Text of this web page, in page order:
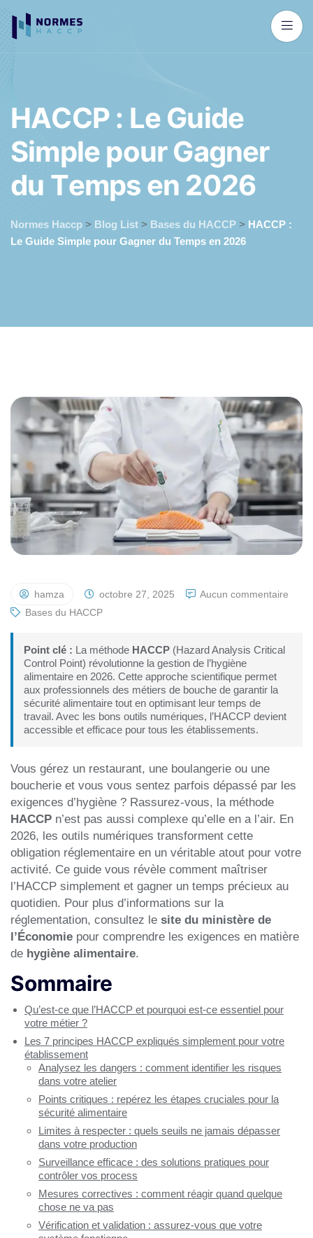
HACCP : Le Guide
Simple pourGagner
du Temps en 2026
Normes Haccp > Blog List > Bases du HACCP > HACCP :
Le Guide Simple pour Gagner du Temps en 2026
hamza octobre 27, 2025
Aucun commentaire
Bases du HACCP
Point clé : La méthode HACCP (Hazard Analysis Critical
Control Point) révolutionne la gestion de l’hygiène
alimentaire en 2026. Cette approche scientifique permet
aux professionnels des métiers de bouche de garantir la
sécurité alimentaire tout en optimisant leur temps de
travail. Avec les bons outils numériques, l’HACCP devient
accessible et efficace pour tous les établissements.
Vous gérez un restaurant, une boulangerie ou une
boucherie et vous vous sentez parfois dépassé par les
exigences d’hygiène ? Rassurez-vous, la méthode
HACCP n’est pas aussi complexe qu’elle en a l’air. En
2026, les outils numériques transforment cette
obligation réglementaire en un véritable atout pour votre
activité. Ce guide vous révèle comment maîtriser
l’HACCP simplement et gagner un temps précieux au
quotidien. Pour plus d’informations sur la
réglementation, consultez le site du ministère de
l’Économie pour comprendre les exigences en matière
de hygiène alimentaire.
Sommaire
Qu’est-ce que l’HACCP et pourquoi est-ce essentiel pour
votre métier ?
Les 7 principes HACCP expliqués simplement pour votre
établissement
Analysez les dangers : comment identifier les risques
dans votre atelier
Points critiques : repérez les étapes cruciales pour la
sécurité alimentaire
Limites à respecter : quels seuils ne jamais dépasser
dans votre production
Surveillance efficace : des solutions pratiques pour
contrôler vos process
Mesures correctives : comment réagir quand quelque
chose ne va pas
Vérification et validation : assurez-vous que votre